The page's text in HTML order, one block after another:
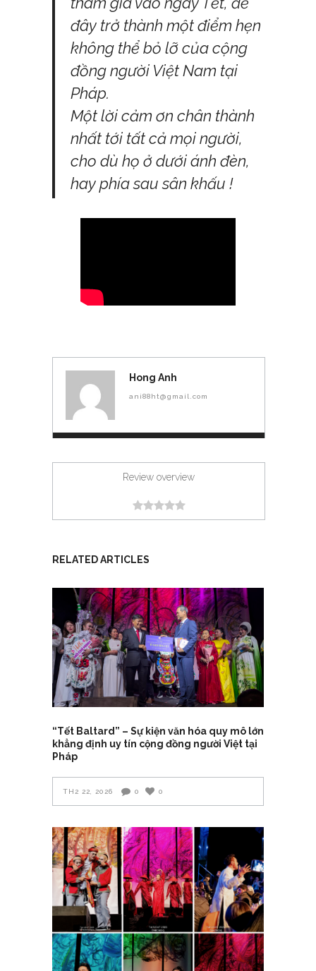
đây trở thành một điểm hẹn
không thể bỏ lỡ của cộng
đồng người Việt Nam tại
Pháp.
Một lời cảm ơn chân thành
nhất tới tất cả mọi người,
cho dù họ ở dưới ánh đèn,
hay phía sau sân khấu !
Hong Anh
ani88ht@gmail.com
Review overview
RELATED ARTICLES
“Tết Baltard” – Sự kiện văn hóa quy mô lớn
khẳng định uy tín cộng đồng người Việt tại
Pháp
TH2 22, 2026 0 0